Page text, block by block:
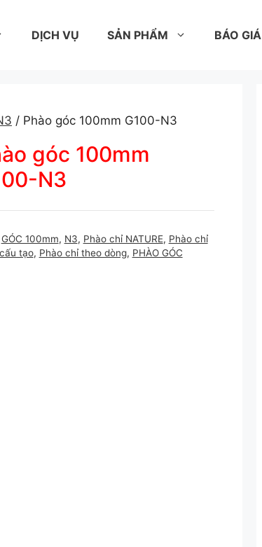
DỊCH VỤ SẢN PHẨM BÁO GIÁ
/ Phào góc 100mm G100-N3
góc 100mm
N3
GÓC 100mm, N3, Phào chỉ NATURE, Phào chỉ
tạo, Phào chỉ theo dòng, PHÀO GÓC